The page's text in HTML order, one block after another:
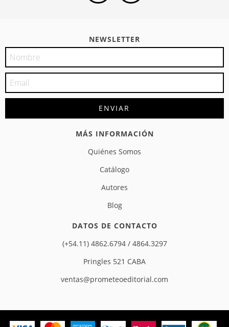
NEWSLETTER
MÁS INFORMACIÓN
Quiénes Somos
Catálogo
Autores
Blog
DATOS DE CONTACTO
(+54.11) 4862.6794 / 4864.3297
Pringles 521 CABA
ventas@prometeoeditorial.com